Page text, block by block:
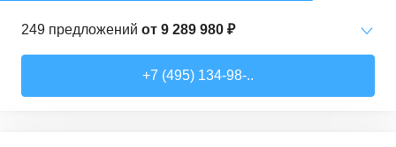
249 предложений от 9 289 980 ₽
+7 (495) 134-98-..